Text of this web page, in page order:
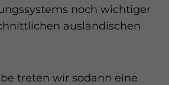
noch wichtiger
ausländischen
treten wir sodann eine